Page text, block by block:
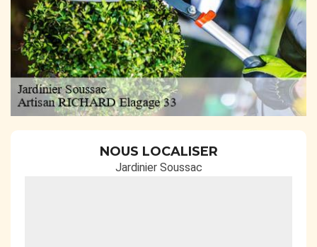
NOUS LOCALISER
Jardinier Soussac